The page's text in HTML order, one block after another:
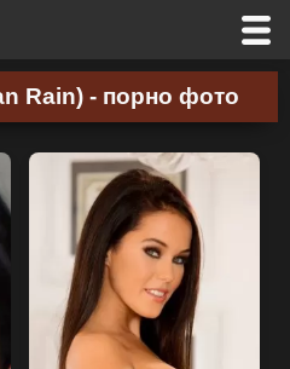
Rain) - порно фото